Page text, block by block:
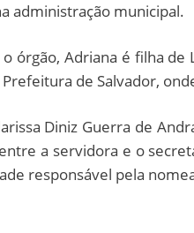
administração municipal.
órgão, Adriana é filha
Prefeitura de Salvador,
Diniz Guerra de
a servidora e o
responsável pela